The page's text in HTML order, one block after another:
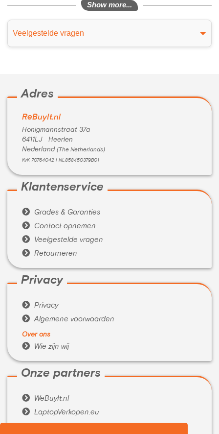
Show more...
Veelgestelde vragen
Adres
ReBuyIt.nl
Honigmannstraat 37a
6411LJ Heerlen
Nederland (The Netherlands)
KvK 70764042 | NL858450379B01
Klantenservice
 Grades & Garanties
 Contact opnemen
 Veelgestelde vragen
 Retourneren
Privacy
 Privacy
 Algemene voorwaarden
Over ons
 Wie zijn wij
Onze partners
 WeBuyIt.nl
 LaptopVerkopen.eu